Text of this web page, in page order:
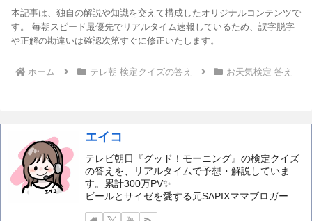
本記事は、独自の解説や知識を交えて構成したオリジナルコンテンツで
す。 毎朝スピード最優先でリアルタイム速報しているため、誤字脱字
や正解の勘違いは確認次第すぐに修正いたします。
ホーム テレ朝 検定クイズの答え お天気検定 答え
エイコ
テレビ朝日『グッド！モーニング』の検定クイズ
の答えを、リアルタイムで予想・解説していま
す。累計300万PV✨️
ビールとサイゼを愛する元SAPIXママブロガー